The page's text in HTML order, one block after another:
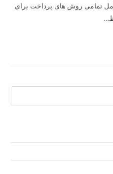
تمامی روش های پرداخت برای